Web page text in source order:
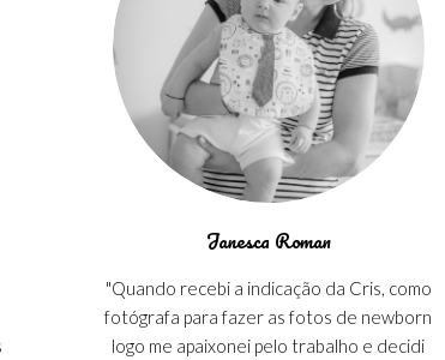
Janesca Roman
"Quando recebi a indicação da Cris, como
fotógrafa para fazer as fotos de newborn
logo me apaixonei pelo trabalho e decidi